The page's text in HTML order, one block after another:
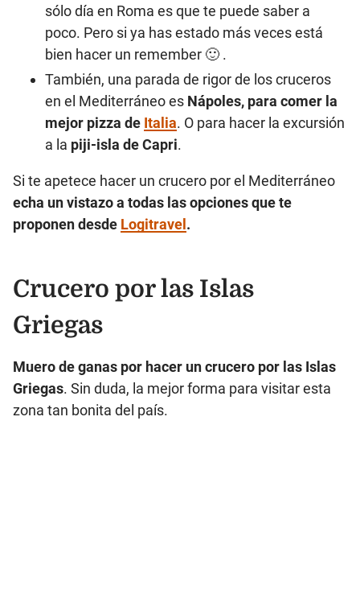
sólo día en Roma es que te puede saber a
poco. Pero si ya has estado más veces está
bien hacer un remember 🙂 .
También, una parada de rigor de los cruceros
en el Mediterráneo es Nápoles, para comer la
mejor pizza de Italia. O para hacer la excursión
a la piji-isla de Capri.
Si te apetece hacer un crucero por el Mediterráneo
echa un vistazo a todas las opciones que te
proponen desde Logitravel .
Crucero por las Islas
Griegas
Muero de ganas por hacer un crucero por las Islas
Griegas. Sin duda, la mejor forma para visitar esta
zona tan bonita del país.